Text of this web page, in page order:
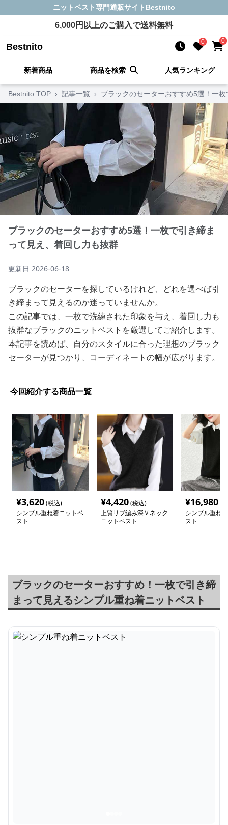
ニットベスト専門通販サイト Bestnito
6,000円以上のご購入で送料無料
Bestnito 0 0
新着商品 商品を検索 人気ランキング
Bestnito TOP › 記事一覧 › ブラックのセーターおすすめ5選！一
ブラックのセーターおすすめ5選！一枚で引き締ま
って見え、着回し力も抜群
更新日 2026-06-18
ブラックのセーターを探しているけれど、どれを選べば引
き締まって見えるのか迷っていませんか。
この記事では、一枚で洗練された印象を与え、着回し力も
抜群なブラックのニットベストを厳選してご紹介します。
本記事を読めば、自分のスタイルに合った理想のブラック
セーターが見つかり、コーディネートの幅が広がります。
今回紹介する商品一覧
¥3,620(税込)
シンプル重ね着ニットベ
スト
¥4,420(税込)
上質リブ編み深Ｖネック
ニットベスト
¥16,980
シンプル重ね
スト
ブラックのセーターおすすめ！一枚で引き締
まって見えるシンプル重ね着ニットベスト